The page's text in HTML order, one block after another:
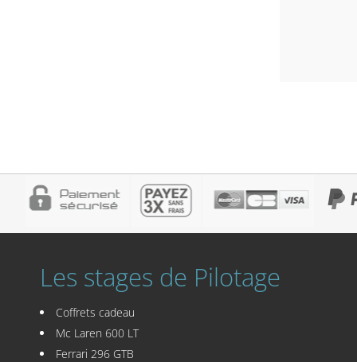
Les stages de Pilotage
Coffrets cadeau
Mc Laren 600 LT
Ferrari 296 GTB